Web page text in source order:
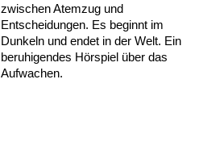
zwischen Atemzug und
Entscheidungen. Es beginnt im
Dunkeln und endet in der Welt. Ein
beruhigendes Hörspiel über das
Aufwachen.